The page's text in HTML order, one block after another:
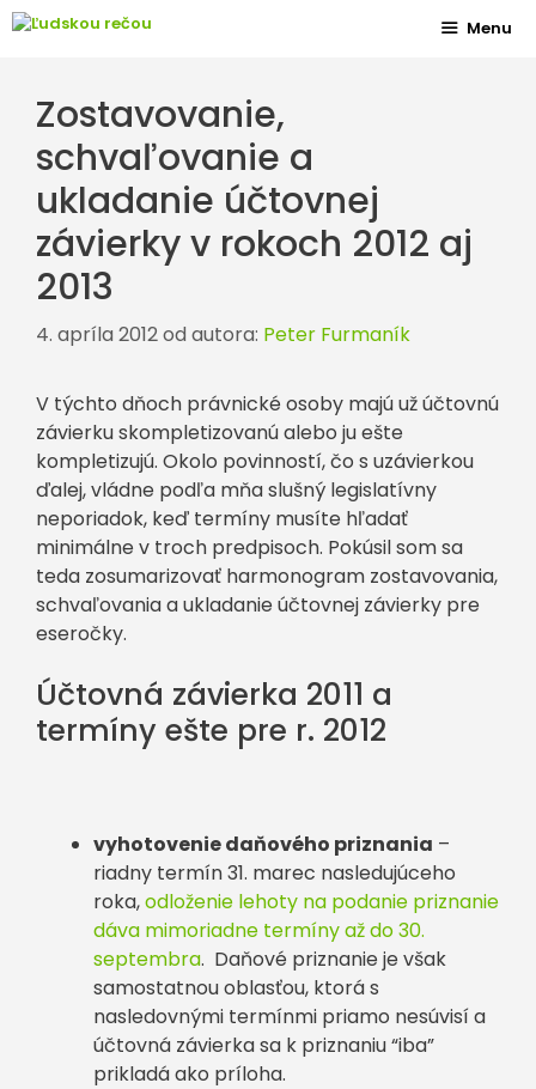
Preskočiť
Menu
Zostavovanie,
schvaľovanie a
ukladanie účtovnej
závierky v rokoch 2012 aj
2013
4. apríla 2012od autora: Peter Furmaník
V týchto dňoch právnické osoby majú už účtovnú
závierku skompletizovanú alebo ju ešte
kompletizujú. Okolo povinností, čo s uzávierkou
ďalej, vládne podľa mňa slušný legislatívny
neporiadok, keď termíny musíte hľadať
minimálne v troch predpisoch. Pokúsil som sa
teda zosumarizovať harmonogram zostavovania,
schvaľovania a ukladanie účtovnej závierky pre
eseročky.
Účtovná závierka 2011 a
termíny ešte pre r. 2012
vyhotovenie daňového priznania –
riadny termín 31. marec nasledujúceho
roka,odloženie lehoty na podanie priznanie
dáva mimoriadne termíny až do 30.
septembra. Daňové priznanie je však
samostatnou oblasťou, ktorá s
nasledovnými termínmi priamo nesúvisí a
účtovná závierka sa k priznaniu “iba”
prikladá ako príloha.